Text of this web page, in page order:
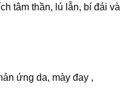
tâm thần, lú lẫn, bí đái và
ứng da, mày đay ,